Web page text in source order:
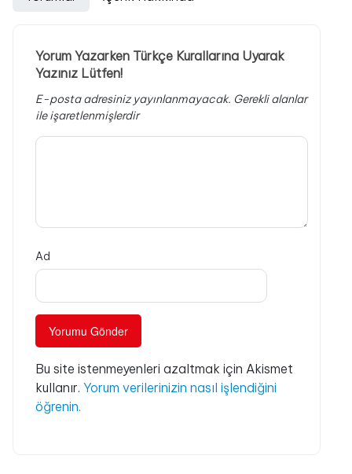
Yorum Yazarken Türkçe Kurallarına Uyarak
Yazınız Lütfen!
E-posta adresiniz yayınlanmayacak. Gerekli alanlar
ile işaretlenmişlerdir
Ad
Bu site istenmeyenleri azaltmak için Akismet
kullanır. Yorum verilerinizin nasıl işlendiğini
öğrenin.